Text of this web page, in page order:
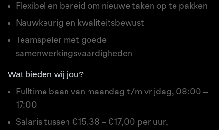
Flexibel en bereid om nieuwe taken op te pakken
Nauwkeurig en kwaliteitsbewust
Teamspeler met goede
samenwerkingsvaardigheden
Wat bieden wij jou?
Fulltime baan van maandag t/m vrijdag, 08:00 –
17:00
Salaris tussen €15,38 – €17,00 per uur,